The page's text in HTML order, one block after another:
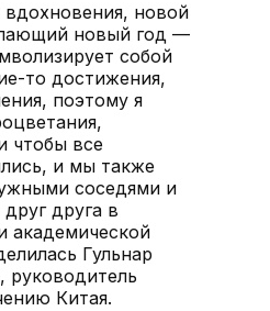
новой
новый год —
собой
то достижения,
поэтому я
чтобы все
и мы также
соседями и
друга в
академической
Гульнар
руководитель
Китая.